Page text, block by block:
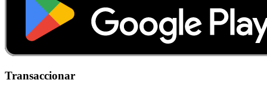
Transaccionar